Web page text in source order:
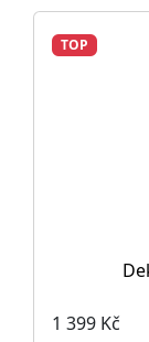
TOP
1 399 Kč